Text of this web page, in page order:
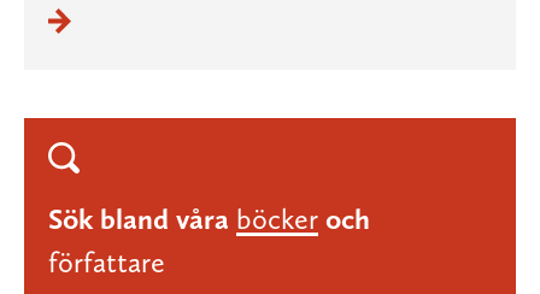
Sök bland våra böcker och
författare